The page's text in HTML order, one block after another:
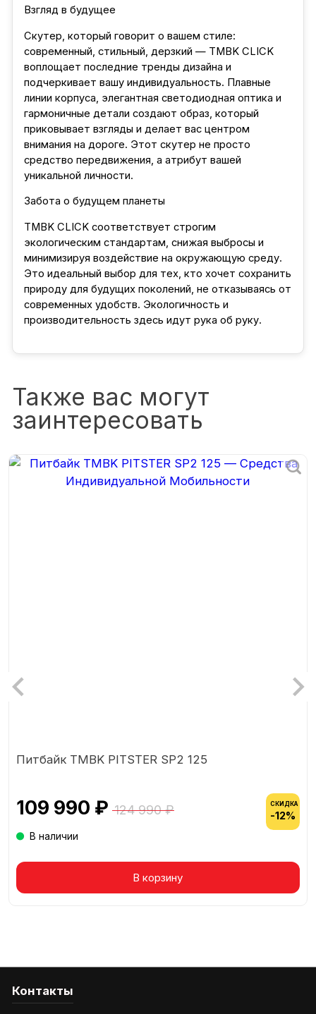
Взгляд в будущее
Скутер, который говорит о вашем стиле:
современный, стильный, дерзкий — TMBK CLICK
воплощает последние тренды дизайна и
подчеркивает вашу индивидуальность. Плавные
линии корпуса, элегантная светодиодная оптика и
гармоничные детали создают образ, который
приковывает взгляды и делает вас центром
внимания на дороге. Этот скутер не просто
средство передвижения, а атрибут вашей
уникальной личности.
Забота о будущем планеты
TMBK CLICK соответствует строгим
экологическим стандартам, снижая выбросы и
минимизируя воздействие на окружающую среду.
Это идеальный выбор для тех, кто хочет сохранить
природу для будущих поколений, не отказываясь от
современных удобств. Экологичность и
производительность здесь идут рука об руку.
Также вас могут
заинтересовать
Питбайк TMBK PITSTER SP2 125
109 990 ₽ 124 990 ₽ СКИДКА
-12%
В наличии
В корзину
Контакты